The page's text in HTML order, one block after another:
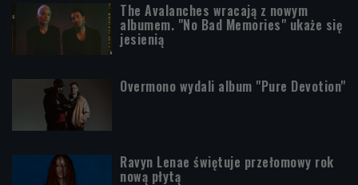
The Avalanches wracają z nowym
albumem. "No Bad Memories" ukaże się
jesienią
Overmono wydali album "Pure Devotion"
Ravyn Lenae świętuje przełomowy rok
nową płytą